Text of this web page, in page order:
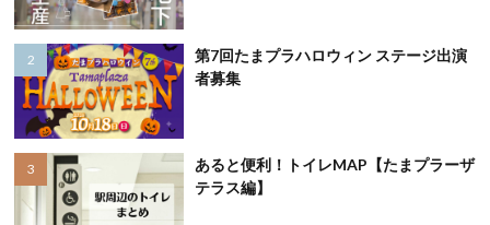
第7回たまプラハロウィン ステージ出演
者募集
あると便利！トイレMAP【たまプラーザ
テラス編】